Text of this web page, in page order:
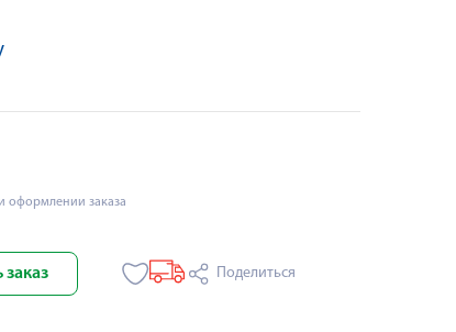
оформлении заказа
Поделиться